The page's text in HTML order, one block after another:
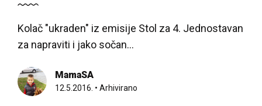
Kolač "ukraden" iz emisije Stol za 4. Jednostavan
za napraviti i jako sočan...
MamaSA
12.5.2016. • Arhivirano